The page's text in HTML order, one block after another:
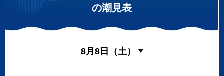
の潮見表